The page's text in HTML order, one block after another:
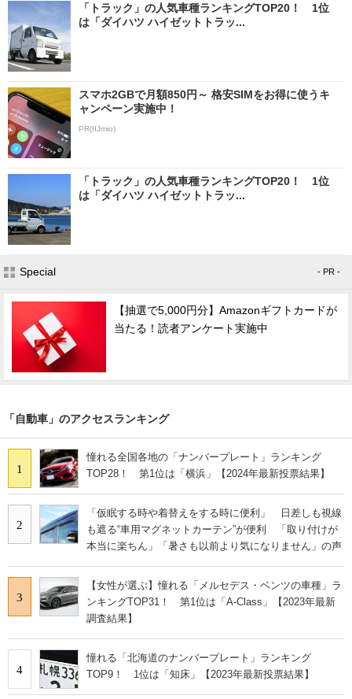
「トラック」の人気車種ランキングTOP20！ 1位
は「ダイハツ ハイゼットトラッ...
スマホ2GBで月額850円～ 格安SIMをお得に使うキ
ャンペーン実施中！
PR(IIJmio)
「トラック」の人気車種ランキングTOP20！ 1位
は「ダイハツ ハイゼットトラッ...
Special - PR -
【抽選で5,000円分】Amazonギフトカードが
当たる！読者アンケート実施中
「自動車」のアクセスランキング
1
憧れる全国各地の「ナンバープレート」ランキング
TOP28！ 第1位は「横浜」【2024年最新投票結果】
2
「仮眠する時や着替えをする時に便利」 日差しも視線
も遮る“車用マグネットカーテン”が便利 「取り付けが
本当に楽ちん」「暑さも以前より気になりません」の声
3
【女性が選ぶ】憧れる「メルセデス・ベンツの車種」ラ
ンキングTOP31！ 第1位は「A-Class」【2023年最新
調査結果】
4
憧れる「北海道のナンバープレート」ランキング
TOP9！ 1位は「知床」【2023年最新投票結果】